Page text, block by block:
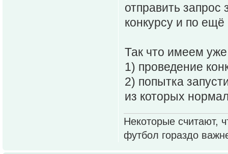
отправить запрос
конкурсу и по
Так что имеем
1) проведение
2) попытка
из которых
Некоторые считают,
футбол гораздо